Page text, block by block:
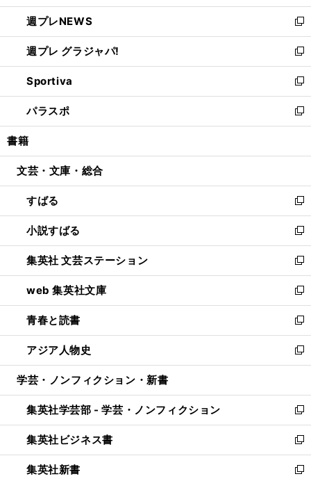
開
く
ウ
で
開
く
ン
ド
ウ
で
開
く
し
い
ウ
ィ
ン
ド
ウ
で
開
週プレNEWS
新
し
い
ウ
ィ
ン
ド
ウ
開
週プレ グラジャパ!
新
し
い
ウ
ィ
ン
ウ
開
く
Sportiva
新
し
い
ウ
ン
ウ
で
開
く
パラスポ
新
し
ウ
ン
ド
ウ
で
開
く
書籍
文芸・文庫・総合
すばる
新
し
い
ウ
ィ
ン
ド
ウ
で
開
く
小説すばる
新
し
い
ウ
ィ
ン
ド
ウ
で
開
集英社 文芸ステーション
新
し
い
ウ
ィ
ン
ド
ウ
開
く
web 集英社文庫
新
し
い
ウ
ィ
ン
ウ
で
開
く
青春と読書
新
し
い
ウ
ン
ド
ウ
で
開
く
アジア人物史
新
し
ウ
ィ
ン
ド
ウ
で
学芸・ノンフィクション・新書
集英社学芸部 - 学芸・ノンフィクション
新
し
い
ウ
ィ
集英社ビジネス書
新
し
い
集英社新書
新